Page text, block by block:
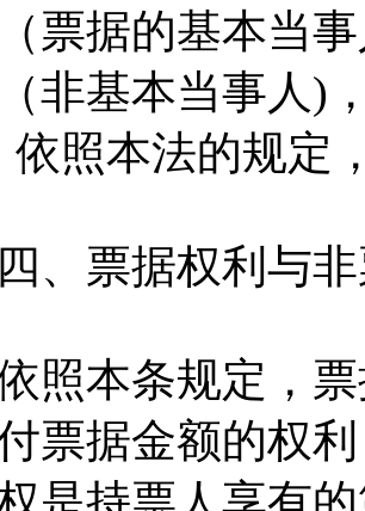
票据的基本当
非基本当事人)
依照本法的规定
票据权利与非
本条规定，票
票据金额的权